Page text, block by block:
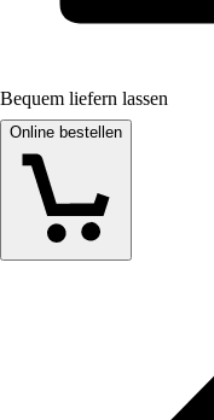
Bequem liefern lassen
Online bestellen